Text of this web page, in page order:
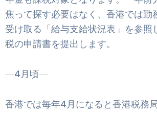
焦って探す必要はなく、香港では勤
受け取る「給与支給状況表」を参照
税の申請書を提出します。
―4月頃―
香港では毎年4月になると香港税務